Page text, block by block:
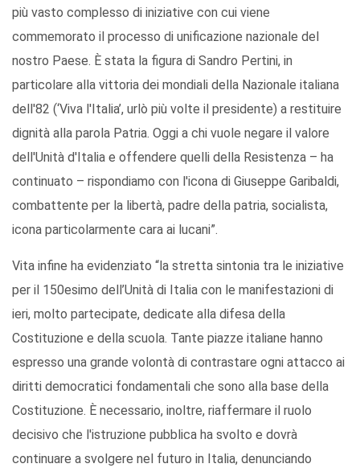
più vasto complesso di iniziative con cui viene
commemorato il processo di unificazione nazionale del
nostro Paese. È stata la figura di Sandro Pertini, in
particolare alla vittoria dei mondiali della Nazionale italiana
dell'82 (‘Viva l'Italia’, urlò più volte il presidente) a restituire
dignità alla parola Patria. Oggi a chi vuole negare il valore
dell'Unità d'Italia e offendere quelli della Resistenza – ha
continuato – rispondiamo con l'icona di Giuseppe Garibaldi,
combattente per la libertà, padre della patria, socialista,
icona particolarmente cara ai lucani”.
Vita infine ha evidenziato “la stretta sintonia tra le iniziative
per il 150esimo dell’Unità di Italia con le manifestazioni di
ieri, molto partecipate, dedicate alla difesa della
Costituzione e della scuola. Tante piazze italiane hanno
espresso una grande volontà di contrastare ogni attacco ai
diritti democratici fondamentali che sono alla base della
Costituzione. È necessario, inoltre, riaffermare il ruolo
decisivo che l'istruzione pubblica ha svolto e dovrà
continuare a svolgere nel futuro in Italia, denunciando